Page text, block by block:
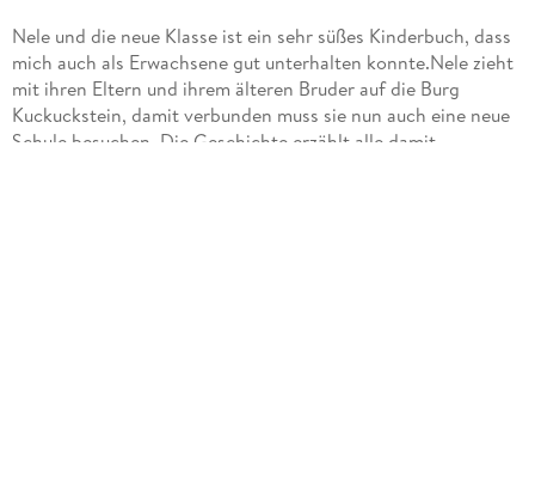
Nele und die neue Klasse ist ein sehr süßes Kinderbuch, dass
mich auch als Erwachsene gut unterhalten konnte.Nele zieht
mit ihren Eltern und ihrem älteren Bruder auf die Burg
Kuckuckstein, damit verbunden muss sie nun auch eine neue
Schule besuchen. Die Geschichte erzählt alle damit